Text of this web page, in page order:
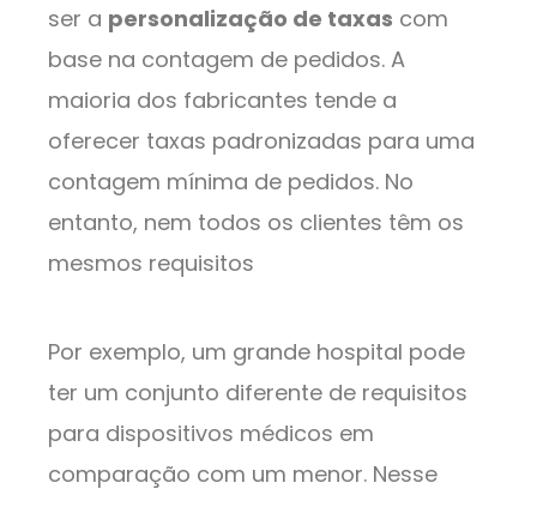
ser a personalização de taxas com
base na contagem de pedidos. A
maioria dos fabricantes tende a
oferecer taxas padronizadas para uma
contagem mínima de pedidos. No
entanto, nem todos os clientes têm os
mesmos requisitos
Por exemplo, um grande hospital pode
ter um conjunto diferente de requisitos
para dispositivos médicos em
comparação com um menor. Nesse